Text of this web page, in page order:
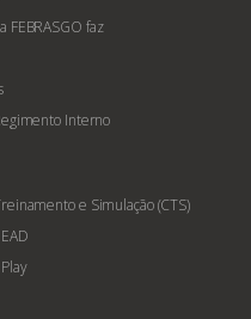
FEBRASGO faz
Interno
e Simulação (CTS)